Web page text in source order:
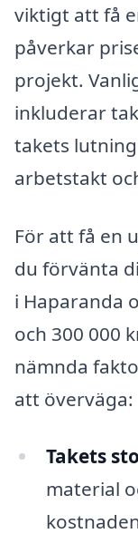
viktigt att få
påverkar
projekt.
inkluderar
takets
arbetstakt
För att få en
du förvänta
i Haparanda
och 300 000
nämnda
att överväga:
Takets
material